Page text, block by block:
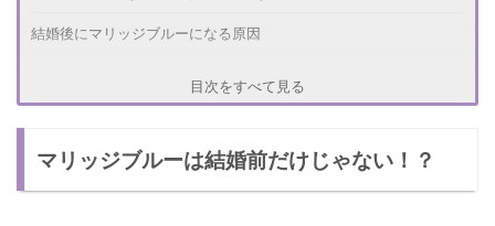
結婚後にマリッジブルーになる原因
結婚相手に打ち明けられなくて不満がたまる
結婚後のマリッジブルーの対処法
目次をすべて見る
マリッジブルーは結婚前だけじゃない！？